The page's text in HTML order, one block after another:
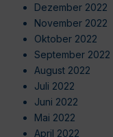
Dezember 2022
November 2022
Oktober 2022
September 2022
August 2022
Juli 2022
Juni 2022
Mai 2022
April 2022